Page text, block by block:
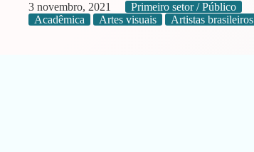
3 novembro, 2021 Primeiro setor / Público
Acadêmica
Artes visuais Artistas brasileiros